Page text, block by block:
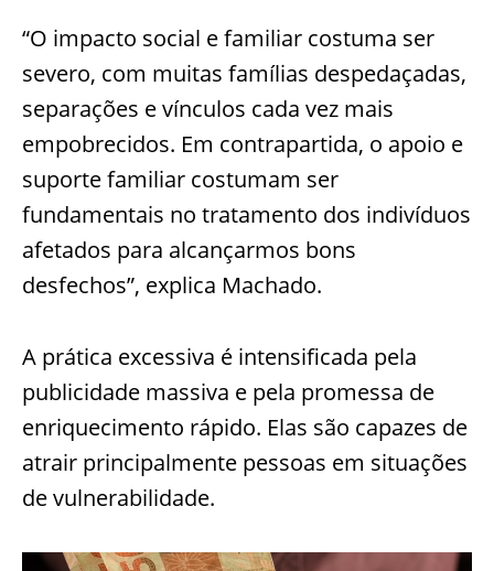
“O impacto social e familiar costuma ser
severo, com muitas famílias despedaçadas,
separações e vínculos cada vez mais
empobrecidos. Em contrapartida, o apoio e
suporte familiar costumam ser
fundamentais no tratamento dos indivíduos
afetados para alcançarmos bons
desfechos”, explica Machado.
A prática excessiva é intensificada pela
publicidade massiva e pela promessa de
enriquecimento rápido. Elas são capazes de
atrair principalmente pessoas em situações
de vulnerabilidade.